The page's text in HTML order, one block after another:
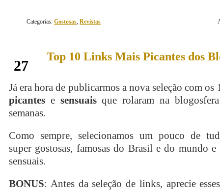
Categorias: Gostosas, Revistas
27
Top 10 Links Mais Picantes dos
Já era hora de publicarmos a nova seleção com os
picantes e sensuaisque rolaram na
semanas.
Como sempre, selecionamos um pouco de
super gostosas, famosas do Brasil e do mundo e
sensuais.
BONUS: Antes da seleção de links, aprecie